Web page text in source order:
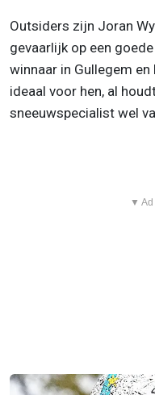
Outsiders zijn Joran
gevaarlijk op een
winnaar in Gullegem
ideaal voor hen, al
sneeuwspecialist wel
▼ Ad